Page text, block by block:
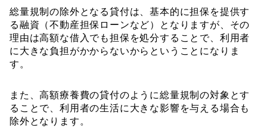
総量規制の除外となる貸付は、基本的に担保を提供す
る融資（不動産担保ローンなど）となりますが、その
理由は高額な借入でも担保を処分することで、利用者
に大きな負担がかからないからということになりま
す。
また、高額療養費の貸付のように総量規制の対象とす
ることで、利用者の生活に大きな影響を与える場合も
除外となります。